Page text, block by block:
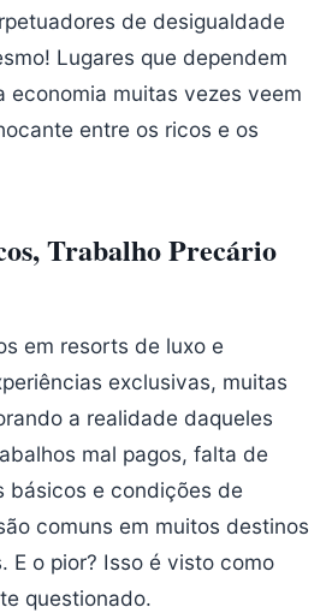
de desigualdade
Lugares que dependem
economia muitas vezes veem
entre os ricos e os
Trabalho Precário
em resorts de luxo e
exclusivas, muitas
a realidade daqueles
mal pagos, falta de
básicos e condições de
comuns em muitos destinos
E o pior? Isso é visto como
questionado.